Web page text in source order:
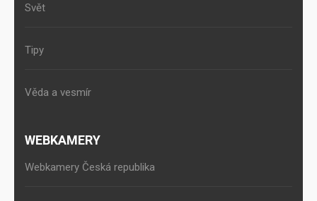
Svět
Tipy
Věda a vesmír
WEBKAMERY
Webkamery Česká republika